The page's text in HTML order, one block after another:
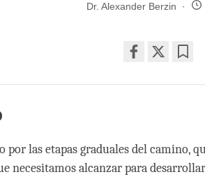
Dr. Alexander Berzin
on
por las etapas graduales del camino,
necesitamos alcanzar para